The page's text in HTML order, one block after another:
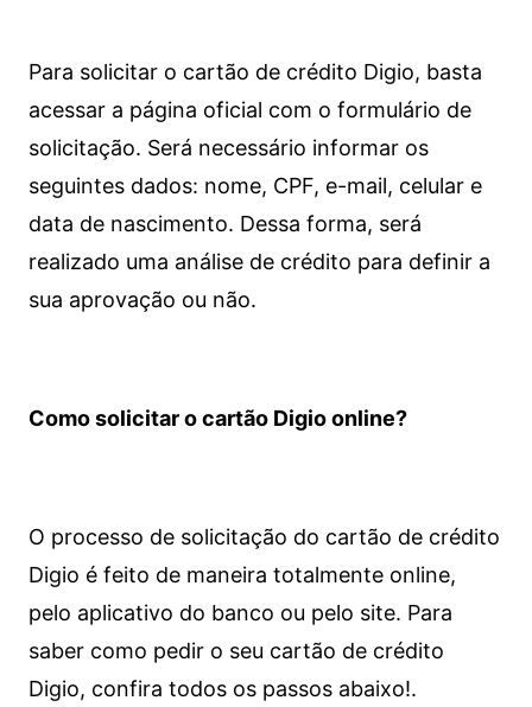
Para solicitar o cartão de crédito Digio, basta
acessar a página oficial com o formulário de
solicitação. Será necessário informar os
seguintes dados: nome, CPF, e-mail, celular e
data de nascimento. Dessa forma, será
realizado uma análise de crédito para definir a
sua aprovação ou não.
Como solicitar o cartão Digio online?
O processo de solicitação do cartão de crédito
Digio é feito de maneira totalmente online,
pelo aplicativo do banco ou pelo site. Para
saber como pedir o seu cartão de crédito
Digio, confira todos os passos abaixo!.